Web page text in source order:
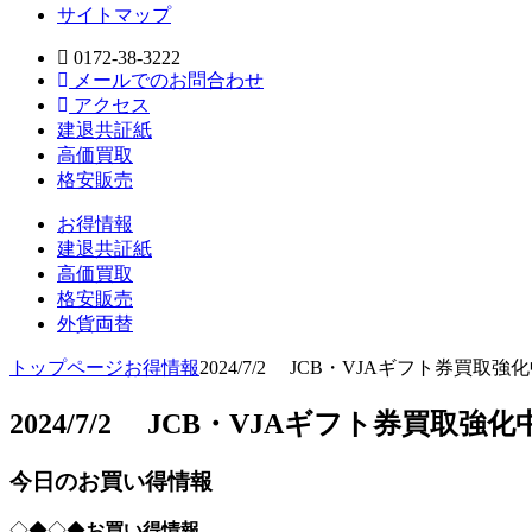
サイトマップ
0172-38-3222
メールでのお問合わせ
アクセス
建退共証紙
高価買取
格安販売
お得情報
建退共証紙
高価買取
格安販売
外貨両替
トップページお得情報2024/7/2 JCB・VJAギフト券買取強
2024/7/2 JCB・VJAギフト券買取強化
今日のお買い得情報